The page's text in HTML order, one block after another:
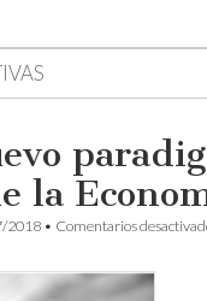
la
2018 • Comentarios